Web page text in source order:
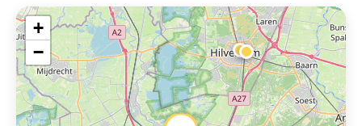
+
−